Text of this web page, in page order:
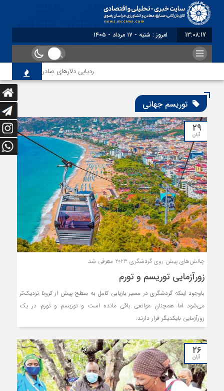
13:08:18 امروز : شنبه - ۱۷ مرداد - ۱۴۰۵
ردیابی دلارهای صادراتی
توریسم جهانی
۲۹
آبان
چالش‌های پیش روی گردشگری ۲۰۲۳ معرفی شد
زورآزمایی توریسم و تورم
باوجود اینکه گردشگری در مسیر بازیابی کامل به سطح پیش از کرونا نزدیک‌‌‌تر
می‌شود اما همچنان موانعی باقی مانده است و توریسم و تورم در یک
زورآزمایی بایکدیگر قرار دارند.
۲۶
آبان